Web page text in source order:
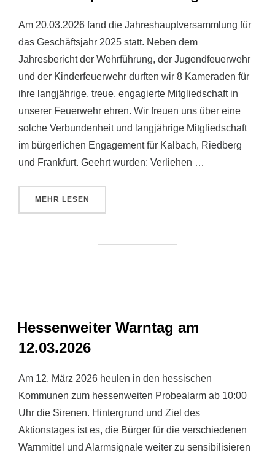
Am 20.03.2026 fand die Jahreshauptversammlung für
das Geschäftsjahr 2025 statt. Neben dem
Jahresbericht der Wehrführung, der Jugendfeuerwehr
und der Kinderfeuerwehr durften wir 8 Kameraden für
ihre langjährige, treue, engagierte Mitgliedschaft in
unserer Feuerwehr ehren. Wir freuen uns über eine
solche Verbundenheit und langjährige Mitgliedschaft
im bürgerlichen Engagement für Kalbach, Riedberg
und Frankfurt. Geehrt wurden: Verliehen …
MEHR ÜBER „JAHRESHAUPTVERSAMMLUNG 2025“
LESEN
Hessenweiter Warntag am
12.03.2026
Am 12. März 2026 heulen in den hessischen
Kommunen zum hessenweiten Probealarm ab 10:00
Uhr die Sirenen. Hintergrund und Ziel des
Aktionstages ist es, die Bürger für die verschiedenen
Warnmittel und Alarmsignale weiter zu sensibilisieren